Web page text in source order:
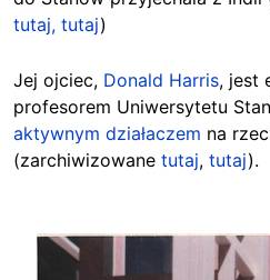
tutaj, tutaj)
Jej ojciec, Donald Harris, jest
profesorem Uniwersytetu
aktywnym działaczem na
(zarchiwizowane tutaj, tutaj).
Image